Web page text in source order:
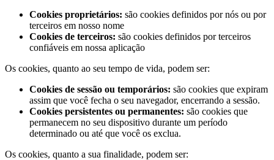
Cookies proprietários: são cookies definidos por nós ou por
terceiros em nosso nome
Cookies de terceiros: são cookies definidos por terceiros
confiáveis em nossa aplicação
Os cookies, quanto ao seu tempo de vida, podem ser:
Cookies de sessão ou temporários: são cookies que expiram
assim que você fecha o seu navegador, encerrando a sessão.
Cookies persistentes ou permanentes: são cookies que
permanecem no seu dispositivo durante um período
determinado ou até que você os exclua.
Os cookies, quanto a sua finalidade, podem ser: